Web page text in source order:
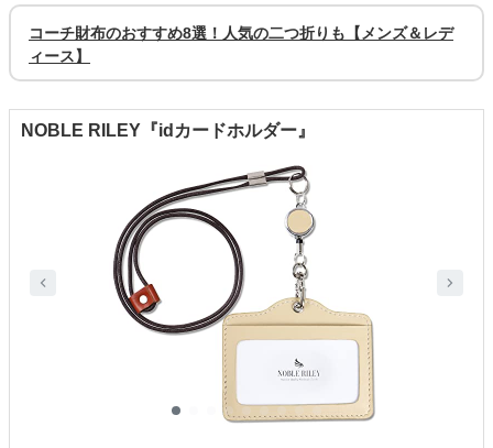
コーチ財布のおすすめ8選！人気の二つ折りも【メンズ＆レデ
ィース】
NOBLE RILEY『idカードホルダー』